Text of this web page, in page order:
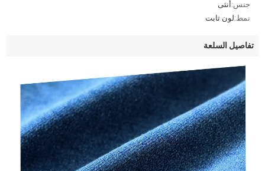
جنس:أنثى
نمط:لون ثابت
تفاصيل السلعة